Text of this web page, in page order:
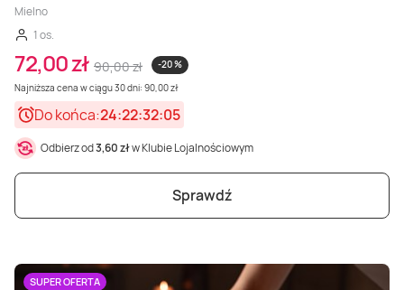
Mielno
1 os.
72,00 zł 90,00 zł
-20 %
Najniższa cena w ciągu 30 dni: 90,00 zł
Do końca:24:22:32:03
Odbierz od3,60 złw Klubie Lojalnościowym
Sprawdź
SUPER OFERTA